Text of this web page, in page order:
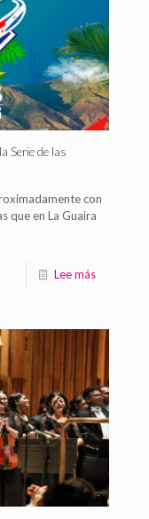
Serie de las
con
que en La Guaira
Lee más